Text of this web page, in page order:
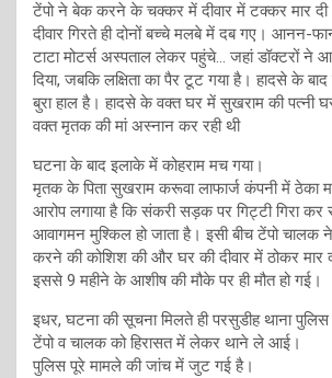
टेंपो ने बेक करने के चक्कर में दीवार में टक्कर मार
दीवार गिरते ही दोनों बच्चे मलबे में दब गए। आनन-
टाटा मोटर्स अस्पताल लेकर पहुंचे… जहां डॉक्टरों ने
दिया, जबकि लक्षिता का पैर टूट गया है। हादसे के
बुरा हाल है। हादसे के वक्त घर में सुखराम की पत्नी
वक्त मृतक की मां अस्नान कर रही थी
घटना के बाद इलाके में कोहराम मच गया।
मृतक के पिता सुखराम करूवा लाफार्ज कंपनी में ठेका
आरोप लगाया है कि संकरी सड़क पर गिट्टी गिरा
आवागमन मुश्किल हो जाता है। इसी बीच टेंपो चालक
करने की कोशिश की और घर की दीवार में ठोकर मार
इससे 9 महीने के आशीष की मौके पर ही मौत हो गई।
इधर, घटना की सूचना मिलते ही परसुडीह थाना
टेंपो व चालक को हिरासत में लेकर थाने ले आई।
पुलिस पूरे मामले की जांच में जुट गई है।